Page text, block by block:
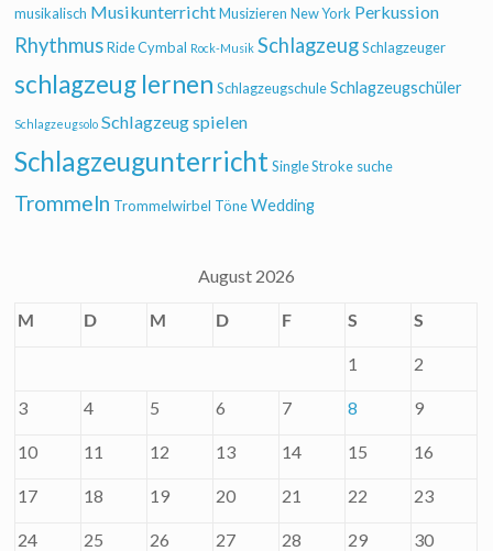
musikalisch Musikunterricht Musizieren New York Perkussion
Rhythmus Ride Cymbal Rock-Musik Schlagzeug Schlagzeuger
schlagzeug lernen Schlagzeugschule Schlagzeugschüler
Schlagzeugsolo Schlagzeug spielen
Schlagzeugunterricht Single Stroke suche
Trommeln Trommelwirbel Töne Wedding
August 2026
M D M D F S S
1 2
3 4 5 6 7 8 9
10 11 12 13 14 15 16
17 18 19 20 21 22 23
24 25 26 27 28 29 30